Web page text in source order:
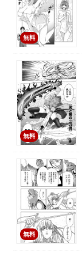
無料
無料
無料